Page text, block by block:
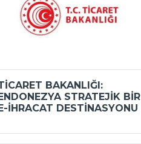
BAKANLIĞI:
STRATEJIK BIR
İHRACAT DESTINASYONU